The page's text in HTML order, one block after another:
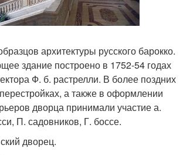
архитектуры русского барокко.
здание построено в 1752-54 годах
Ф. б. растрелли. В более поздних
а также в оформлении
дворца принимали участие а.
П. садовников, Г. боссе.
дворец.